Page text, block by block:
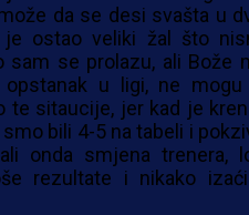
da se desi svašta u
je ostao veliki žal što
sam se prolazu, ali Bože
u ligi, ne mogu
te sitaucije, jer kad je
bili 4-5 na tabeli i
onda smjena trenera,
rezultate i nikako